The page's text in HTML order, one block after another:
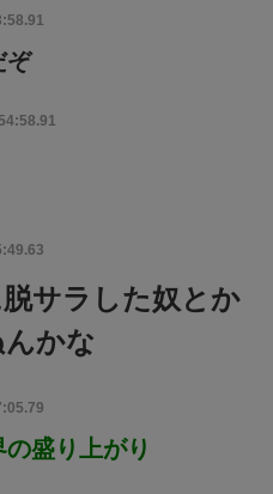
ぞ
サラした奴とか
かな
盛り上がり